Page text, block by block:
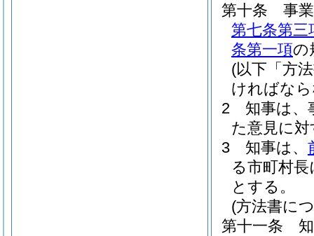
第十条
事
第七条第三
条第一項の
(以下「方
ければな
2
知事は、
た意見に
3
知事は、
る市町村
とする。
(方法書に
第十一条